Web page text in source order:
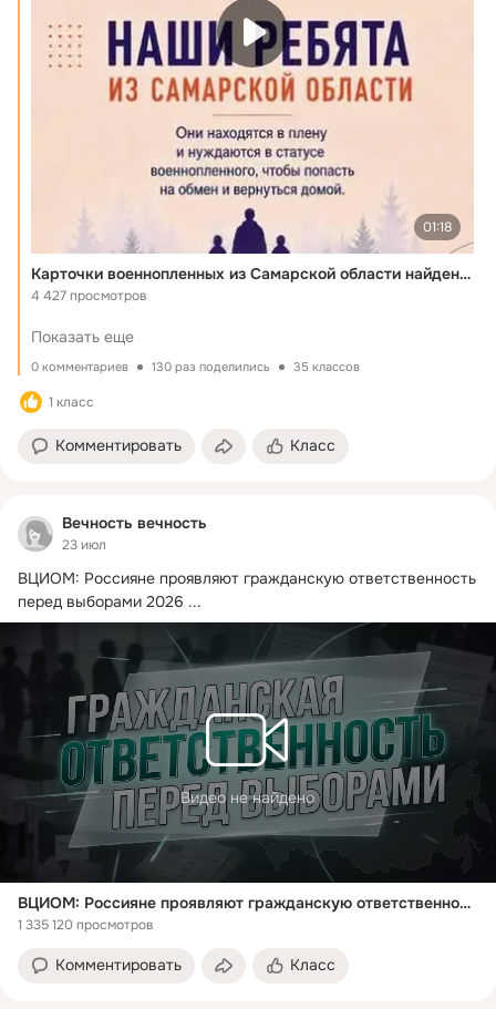
01:18
Карточки военнопленных из Самарской области найдены нашими волонтёрами
4 427 просмотров
Показать еще
0 комментариев 130 раз поделились 35 классов
1 класс
Комментировать Класс
Вечность вечность
23 июл
ВЦИОМ: Россияне проявляют гражданскую ответственность
перед выборами 2026 ...
Видео не найдено
ВЦИОМ: Россияне проявляют гражданскую ответственность перед выборами 2026
1 335 120 просмотров
Комментировать Класс